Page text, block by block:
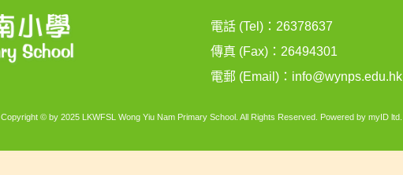
電話 (Tel)：26378637
傳真 (Fax)：26494301
電郵 (Email)： info@wynps.edu.hk
Copyright © by 2025 LKWFSL Wong Yiu Nam Primary School. All Rights Reserved. Powered by myID ltd